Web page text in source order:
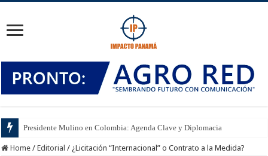
Presidente Mulino en Colombia: Agenda Clave y Diplomacia
Lula marca límites: la soberanía brasileña ante Washington
Home / Editorial / ¿Licitación “Internacional” o Contrato a la Medida?